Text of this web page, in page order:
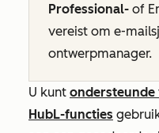
Professional- of
vereist om e-
ontwerpmanager.
U kunt ondersteunde
HubL-functies